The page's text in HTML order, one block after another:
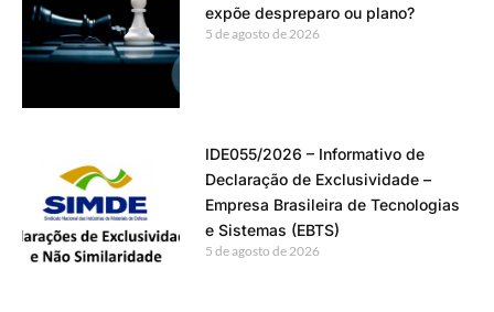
expõe despreparo ou plano?
5 de agosto de 2026
IDE055/2026 – Informativo de
Declaração de Exclusividade –
Empresa Brasileira de Tecnologias
e Sistemas (EBTS)
5 de agosto de 2026